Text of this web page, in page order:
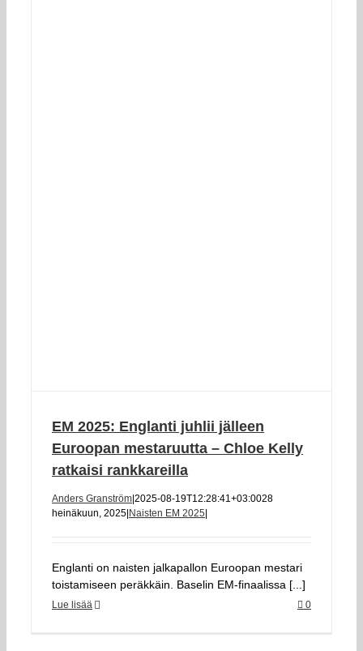
EM 2025: Englanti juhlii jälleen
Euroopan mestaruutta – Chloe Kelly
ratkaisi rankkareilla
Anders Granström 2025-08-19T12:28:41+03:0028
heinäkuun, 2025 Naisten EM 2025
Englanti on naisten jalkapallon Euroopan mestari
toistamiseen peräkkäin. Baselin EM-finaalissa [...]
Lue lisää 0